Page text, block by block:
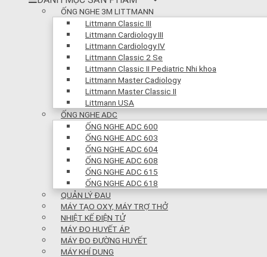
ỐNG NGHE 3M LITTMANN
Littmann Classic III
Littmann Cardiology III
Littmann Cardiology IV
Littmann Classic 2 Se
Littmann Classic II Pediatric Nhi khoa
Littmann Master Cadiology
Littmann Master Classic II
Littmann USA
ỐNG NGHE ADC
ỐNG NGHE ADC 600
ỐNG NGHE ADC 603
ỐNG NGHE ADC 604
ỐNG NGHE ADC 608
ỐNG NGHE ADC 615
ỐNG NGHE ADC 618
QUẢN LÝ ĐAU
MÁY TẠO OXY, MÁY TRỢ THỞ
NHIỆT KẾ ĐIỆN TỬ
MÁY ĐO HUYẾT ÁP
MÁY ĐO ĐƯỜNG HUYẾT
MÁY KHÍ DUNG